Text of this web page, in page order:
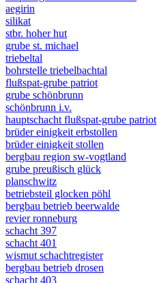
aegirin
silikat
stbr. hoher hut
grube st. michael
triebeltal
bohrstelle triebelbachtal
flußspat-grube patriot
grube schönbrunn
schönbrunn i.v.
hauptschacht flußspat-grube patriot
brüder einigkeit erbstollen
brüder einigkeit stollen
bergbau region sw-vogtland
grube preußisch glück
planschwitz
betriebsteil glocken pöhl
bergbau betrieb beerwalde
revier ronneburg
schacht 397
schacht 401
wismut schachtregister
bergbau betrieb drosen
schacht 403